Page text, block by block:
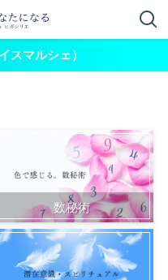
スマルシェ）
数秘術